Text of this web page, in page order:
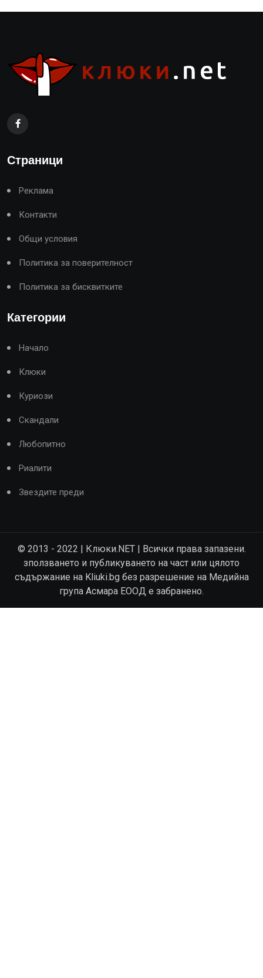
Страници
Реклама
Контакти
Общи условия
Политика за поверителност
Политика за бисквитките
Категории
Начало
Клюки
Куриози
Скандали
Любопитно
Риалити
Звездите преди
© 2013 - 2022 | Клюки.NET | Всички права запазени.
зползването и публикуването на част или цялото
съдържание на Kliuki.bg без разрешение на Медийна
група Асмара ЕООД е забранено.